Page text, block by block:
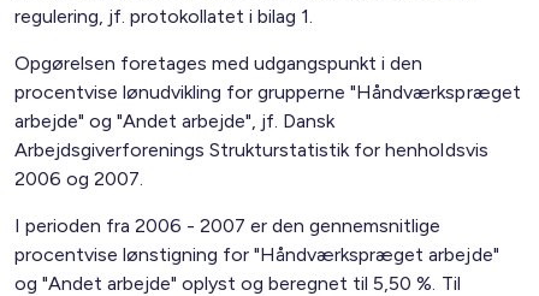
regulering, jf. protokollatet i bilag 1.
Opgørelsen foretages med udgangspunkt i den
procentvise lønudvikling for grupperne "Håndværkspræget
arbejde" og "Andet arbejde", jf. Dansk
Arbejdsgiverforenings Strukturstatistik for henholdsvis
2006 og 2007.
I perioden fra 2006 - 2007 er den gennemsnitlige
procentvise lønstigning for "Håndværkspræget arbejde"
og "Andet arbejde" oplyst og beregnet til 5,50 %. Til